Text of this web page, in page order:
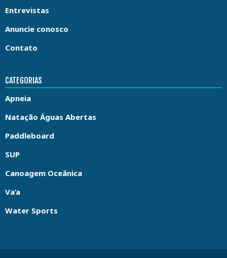
Entrevistas
Anuncie conosco
Contato
CATEGORIAS
Apneia
Natação Águas Abertas
Paddleboard
SUP
Canoagem Oceânica
Va’a
Water Sports